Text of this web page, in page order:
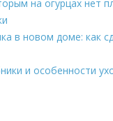
на огурцах нет
в новом доме: как
и особенности